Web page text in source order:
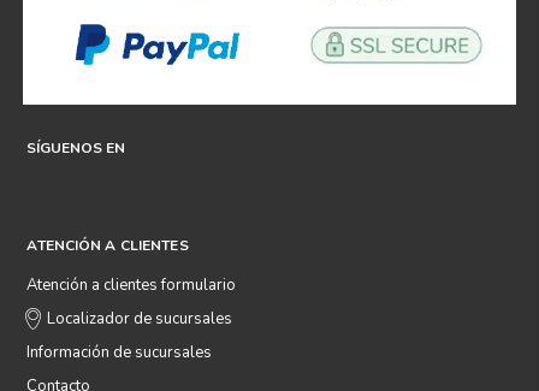
SÍGUENOS EN
ATENCIÓN A CLIENTES
Atención a clientes formulario
Localizador de sucursales
Información de sucursales